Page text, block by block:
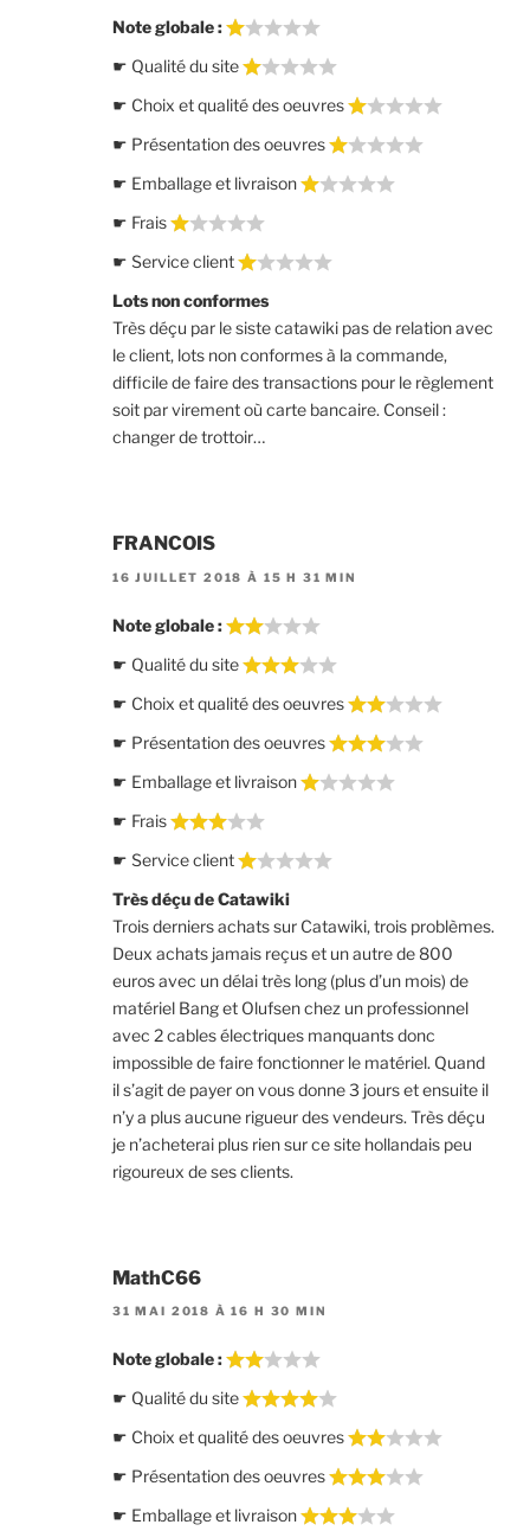
Note globale :
☛ Qualité du site
☛ Choix et qualité des oeuvres
☛ Présentation des oeuvres
☛ Emballage et livraison
☛ Frais
☛ Service client
Lots non conformes
Très déçu par le siste catawiki pas de relation avec
le client, lots non conformes à la commande,
difficile de faire des transactions pour le règlement
soit par virement où carte bancaire. Conseil :
changer de trottoir…
FRANCOIS
16 JUILLET 2018 À 15 H 31 MIN
Note globale :
☛ Qualité du site
☛ Choix et qualité des oeuvres
☛ Présentation des oeuvres
☛ Emballage et livraison
☛ Frais
☛ Service client
Très déçu de Catawiki
Trois derniers achats sur Catawiki, trois problèmes.
Deux achats jamais reçus et un autre de 800
euros avec un délai très long (plus d’un mois) de
matériel Bang et Olufsen chez un professionnel
avec 2 cables électriques manquants donc
impossible de faire fonctionner le matériel. Quand
il s’agit de payer on vous donne 3 jours et ensuite il
n’y a plus aucune rigueur des vendeurs. Très déçu
je n’acheterai plus rien sur ce site hollandais peu
rigoureux de ses clients.
MathC66
31 MAI 2018 À 16 H 30 MIN
Note globale :
☛ Qualité du site
☛ Choix et qualité des oeuvres
☛ Présentation des oeuvres
☛ Emballage et livraison